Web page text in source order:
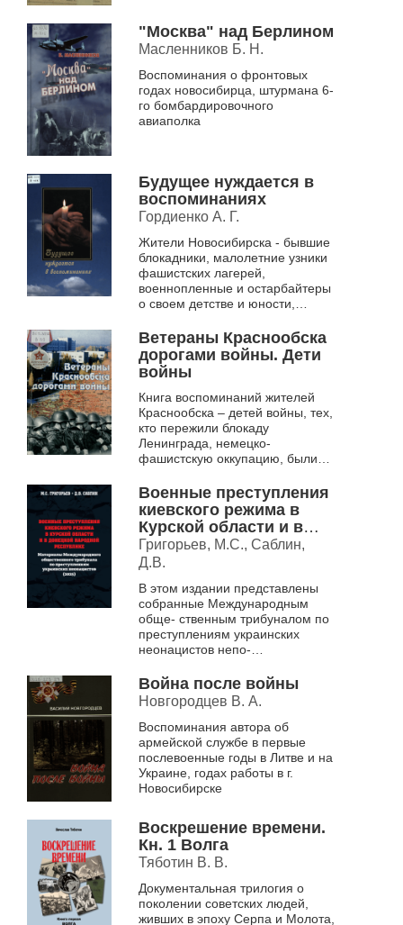
"Москва" над Берлином
Масленников Б. Н.
Воспоминания о фронтовых
годах новосибирца, штурмана 6-
го бомбардировочного
авиаполка
Будущее нуждается в
воспоминаниях
Гордиенко А. Г.
Жители Новосибирска - бывшие
блокадники, малолетние узники
фашистских лагерей,
военнопленные и остарбайтеры
о своем детстве и юности,
2003 г. по совместному проекту
Федерал...
Ветераны Краснообска
дорогами войны. Дети
войны
Книга воспоминаний жителей
Краснообска – детей войны, тех,
кто пережили блокаду
Ленинграда, немецко-
фашистскую оккупацию, были
эвакуированными в связи с
войной
Военные преступления
киевского режима в
Курской области и в
Донецкой Народной
Республике. Материалы
общественного
трибунала по
преступлениям
украинских
Григорьев, М.С., Саблин,
Д.В.
В этом издании представлены
собранные Международным
обще- ственным трибуналом по
преступлениям украинских
неонацистов непо-
пострадавших от вооруженных
сил Украины.
В Курской...
Война после войны
Новгородцев В. А.
Воспоминания автора об
армейской службе в первые
послевоенные годы в Литве и на
Украине, годах работы в г.
Новосибирске
Воскрешение времени.
Кн. 1 Волга
Тяботин В. В.
Документальная трилогия о
поколении советских людей,
живших в эпоху Серпа и Молота,